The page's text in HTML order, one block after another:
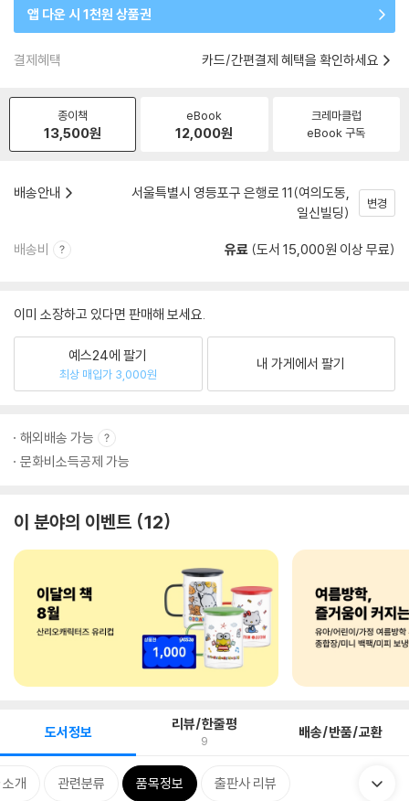
앱 다운 시 1천원 상품권
결제혜택 카드/간편결제 혜택을 확인하세요
종이책
13,500원
eBook
12,000원
크레마클럽
eBook 구독
배송안내
서울특별시 영등포구 은행로 11(여의도동,
일신빌딩)
변경
배송비 유료 (도서 15,000원 이상 무료)
이미 소장하고 있다면 판매해 보세요.
예스24에 팔기
최상 매입가 3,000원
내 가게에서 팔기
해외배송 가능
문화비소득공제 가능
이 분야의 이벤트 12
도서정보 리뷰/한줄평
9 배송/반품/교환
개 관련분류 품목정보 출판사 리뷰